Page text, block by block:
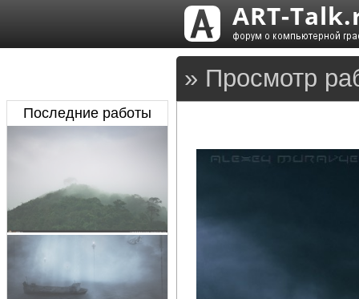
» Просмотр
Последние работы